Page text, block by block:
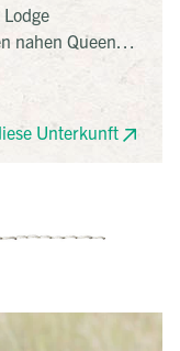
nahen Queen-
Lake Edward,
Gebirge.
kurzen
sich abends
Unterkunft